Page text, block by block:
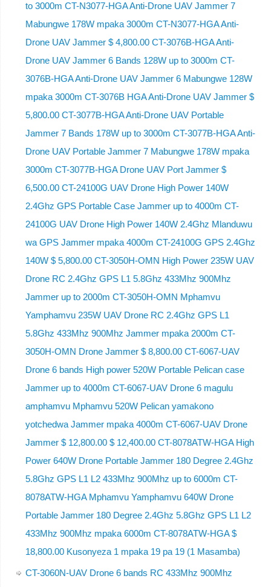
to 3000m CT-N3077-HGA Anti-Drone UAV Jammer 7
Mabungwe 178W mpaka 3000m CT-N3077-HGA Anti-
Drone UAV Jammer $ 4,800.00 CT-3076B-HGA Anti-
Drone UAV Jammer 6 Bands 128W up to 3000m CT-
3076B-HGA Anti-Drone UAV Jammer 6 Mabungwe 128W
mpaka 3000m CT-3076B HGA Anti-Drone UAV Jammer $
5,800.00 CT-3077B-HGA Anti-Drone UAV Portable
Jammer 7 Bands 178W up to 3000m CT-3077B-HGA Anti-
Drone UAV Portable Jammer 7 Mabungwe 178W mpaka
3000m CT-3077B-HGA Drone UAV Port Jammer $
6,500.00 CT-24100G UAV Drone High Power 140W
2.4Ghz GPS Portable Case Jammer up to 4000m CT-
24100G UAV Drone High Power 140W 2.4Ghz Mlanduwu
wa GPS Jammer mpaka 4000m CT-24100G GPS 2.4Ghz
140W $ 5,800.00 CT-3050H-OMN High Power 235W UAV
Drone RC 2.4Ghz GPS L1 5.8Ghz 433Mhz 900Mhz
Jammer up to 2000m CT-3050H-OMN Mphamvu
Yamphamvu 235W UAV Drone RC 2.4Ghz GPS L1
5.8Ghz 433Mhz 900Mhz Jammer mpaka 2000m CT-
3050H-OMN Drone Jammer $ 8,800.00 CT-6067-UAV
Drone 6 bands High power 520W Portable Pelican case
Jammer up to 4000m CT-6067-UAV Drone 6 magulu
amphamvu Mphamvu 520W Pelican yamakono
yotchedwa Jammer mpaka 4000m CT-6067-UAV Drone
Jammer $ 12,800.00 $ 12,400.00 CT-8078ATW-HGA High
Power 640W Drone Portable Jammer 180 Degree 2.4Ghz
5.8Ghz GPS L1 L2 433Mhz 900Mhz up to 6000m CT-
8078ATW-HGA Mphamvu Yamphamvu 640W Drone
Portable Jammer 180 Degree 2.4Ghz 5.8Ghz GPS L1 L2
433Mhz 900Mhz mpaka 6000m CT-8078ATW-HGA $
18,800.00 Kusonyeza 1 mpaka 19 pa 19 (1 Masamba)
CT-3060N-UAV Drone 6 bands RC 433Mhz 900Mhz